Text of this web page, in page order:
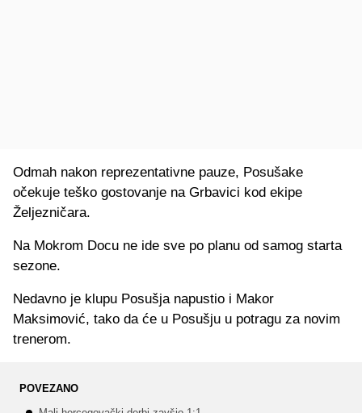
Odmah nakon reprezentativne pauze, Posušake
očekuje teško gostovanje na Grbavici kod ekipe
Željezničara.
Na Mokrom Docu ne ide sve po planu od samog starta
sezone.
Nedavno je klupu Posušja napustio i Makor
Maksimović, tako da će u Posušju u potragu za novim
trenerom.
POVEZANO